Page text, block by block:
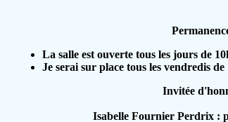
La salle est ouverte tous les jours de
Je serai sur place tous les vendredis
Invitée
Isabelle Fournier Perdrix :